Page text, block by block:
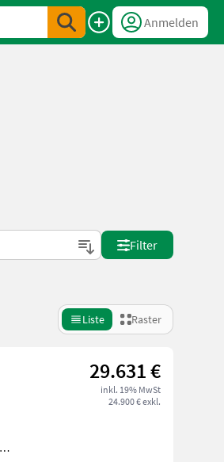
Anmelden
Filter
Liste Raster
29.631 €
inkl. 19% MwSt
24.900 € exkl.